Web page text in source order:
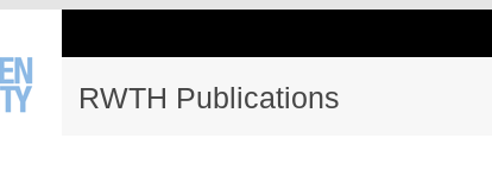
RWTH Publications